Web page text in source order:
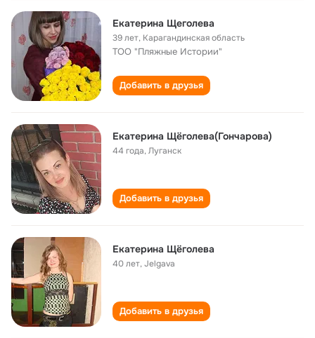
Екатерина Щеголева
39 лет, Карагандинская область
TOO "Пляжные Истории"
Добавить в друзья
Екатерина Щёголева(Гончарова)
44 года,Луганск
Добавить в друзья
Екатерина Щёголева
40 лет,Jelgava
Добавить в друзья